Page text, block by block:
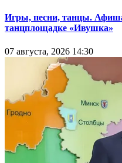
Игры, песни, танцы. Афиша
танцплощадке «Ивушка»
07 августа, 2026 14:30